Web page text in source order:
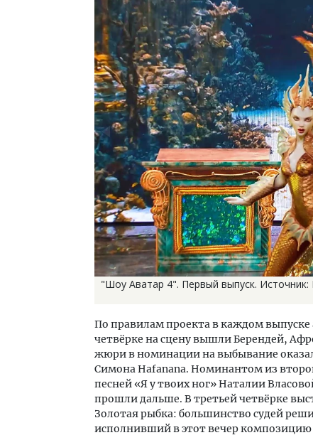
"Шоу Аватар 4". Первый выпуск.
По правилам проекта в каждом
четвёрке на сцену вышли Берендей,
жюри в номинации на выбывание
Симона Hafanana. Номинантом из
песней «Я у твоих ног» Наталии
прошли дальше. В третьей четвёрке
Золотая рыбка: большинство судей
исполнивший в этот вечер